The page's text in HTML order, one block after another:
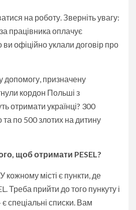
на роботу. Зверніть увагу:
працівника оплачує
офіційно уклали договір про
допомогу, призначену
кордон Польші з
отримати українці? 300
по 500 злотих на дитину
щоб отримати PESEL?
кожному місті є пункти, де
Треба прийти до того пункуту і
спеціальні списки. Вам